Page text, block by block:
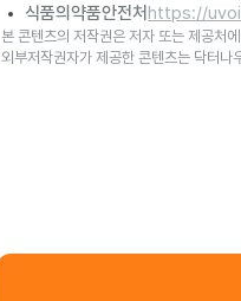
식품의약품안전처 https://
본 콘텐츠의 저작권은 저자 또는 제공처
외부저작권자가 제공한 콘텐츠는 닥터나